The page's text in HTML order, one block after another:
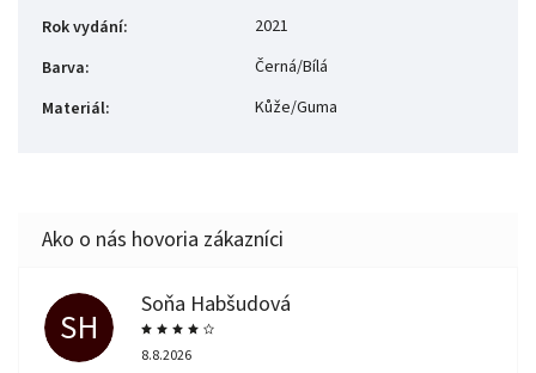
Rok vydání:
2021
Barva:
Černá/Bílá
Materiál: Kůže/Guma
SH
Soňa Habšudová
8.8.2026